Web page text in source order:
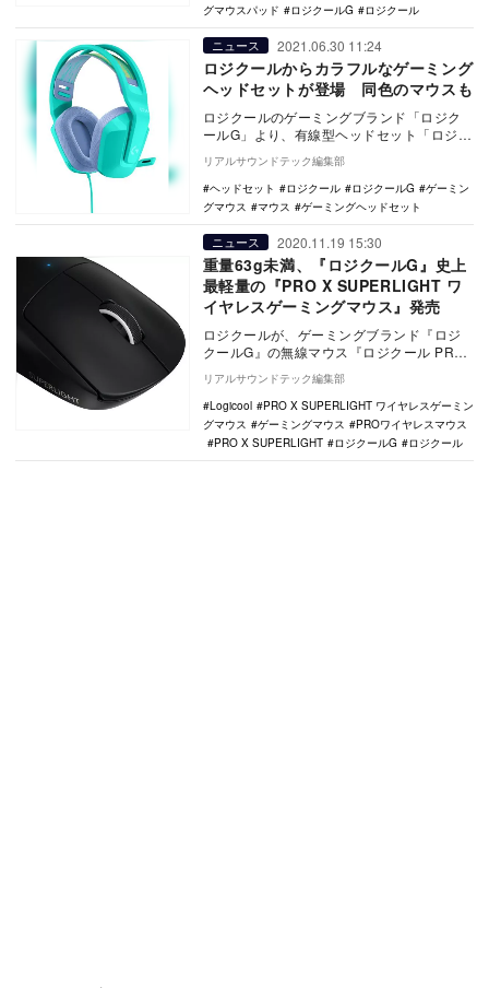
グマウスパッド
ロジクールG ロジクール
ニュース 2021.06.30 11:24
ロジクールからカラフルなゲーミング
ヘッドセットが登場 同色のマウスも
ロジクールのゲーミングブランド「ロジク
ールG」より、有線型ヘッドセット「ロジク
ール G335 有線 ゲーミング ヘッドセット
（以…
リアルサウンドテック編集部
ヘッドセット
ロジクール ロジクールG
ゲーミン
グマウス
マウス ゲーミングヘッドセット
ニュース 2020.11.19 15:30
重量63g未満、『ロジクールG』史上
最軽量の『PRO X SUPERLIGHT ワ
イヤレスゲーミングマウス』発売
ロジクールが、ゲーミングブランド『ロジ
クールG』の無線マウス『ロジクール PRO
X SUPERLIGHT ワイヤレスゲーミング…
リアルサウンドテック編集部
Logicool
PRO X SUPERLIGHT ワイヤレスゲーミン
グマウス
ゲーミングマウス
PROワイヤレスマウス
PRO X SUPERLIGHT
ロジクールG ロジクール